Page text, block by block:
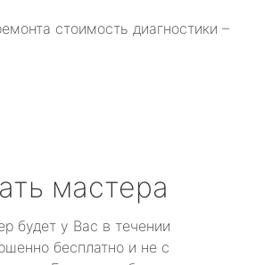
стоимость диагностики –
мастера
будет у Вас в течении
бесплатно и не с